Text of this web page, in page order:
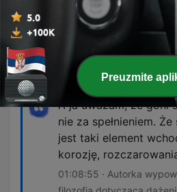
tylko to nie jest tak,
lżejszy, tylko ty się
01:02:20 · Zoya dzieli się
temat radzenia sobie ze
A ja uważam, że goni
nie za spełnieniem.
jest taki element
korozję,
01:08:55 · Autorka
Preuzmite